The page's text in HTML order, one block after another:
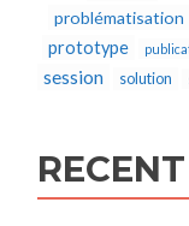
problématisation
prototype
session solution